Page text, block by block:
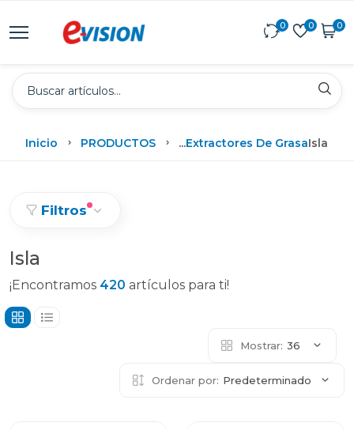
0 0 0
Inicio PRODUCTOS ...Extractores De GrasaIsla
Filtros
Isla
¡Encontramos 420 artículos para ti!
Mostrar: 36
Ordenar por: Predeterminado